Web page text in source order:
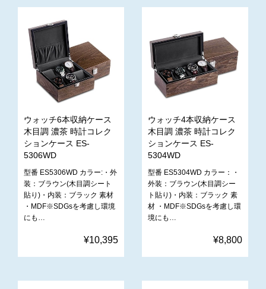
ウォッチ6本収納ケース
木目調 濃茶 時計コレク
ションケース ES-
5306WD
型番 ES5306WD カラー:・外
装：ブラウン(木目調シート
貼り)・内装：ブラック 素材
・MDF※SDGsを考慮し環境
にも…
¥10,395
ウォッチ4本収納ケース
木目調 濃茶 時計コレク
ションケース ES-
5304WD
型番 ES5304WD カラー：・
外装：ブラウン(木目調シー
ト貼り)・内装：ブラック 素
材 ・MDF※SDGsを考慮し環
境にも…
¥8,800